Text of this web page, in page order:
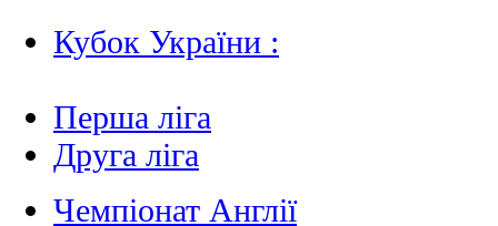
Кубок України :
Перша ліга
Друга ліга
Чемпіонат Англії